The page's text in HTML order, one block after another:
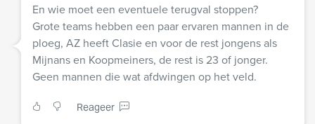
En wie moet een eventuele terugval stoppen?
Grote teams hebben een paar ervaren mannen in de
ploeg, AZ heeft Clasie en voor de rest jongens als
Mijnans en Koopmeiners, de rest is 23 of jonger.
Geen mannen die wat afdwingen op het veld.
Reageer